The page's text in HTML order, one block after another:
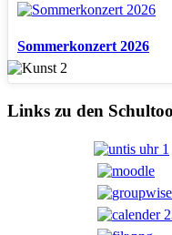
Sommerkonzert 2026
Links zu den